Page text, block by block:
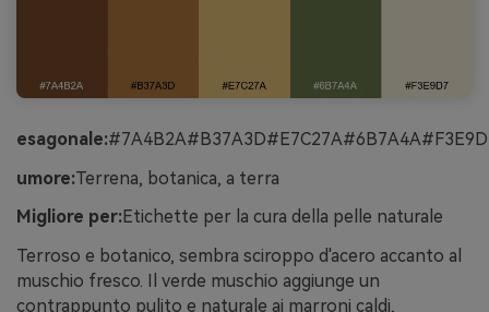
esagonale:
umore:Terrena, botanica, a terra
Migliore per:Etichette per la cura della pelle naturale
Terroso e botanico, sembra sciroppo d'acero accanto al
muschio fresco. Il verde muschio aggiunge un
contrappunto pulito e naturale ai marroni caldi,